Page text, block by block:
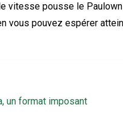
vitesse pousse le
vous pouvez espérer
un format imposant